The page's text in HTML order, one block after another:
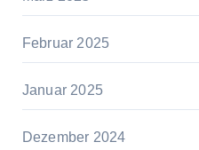
Februar 2025
Januar 2025
Dezember 2024